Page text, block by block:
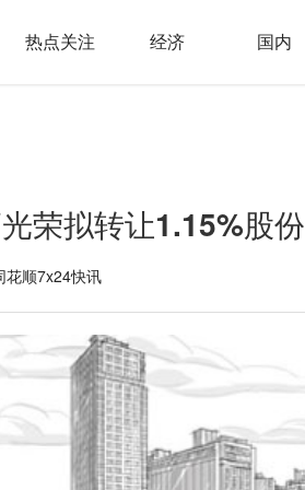
热点关注 经济 国内
荣拟转让1.15%股份
花顺7x24快讯